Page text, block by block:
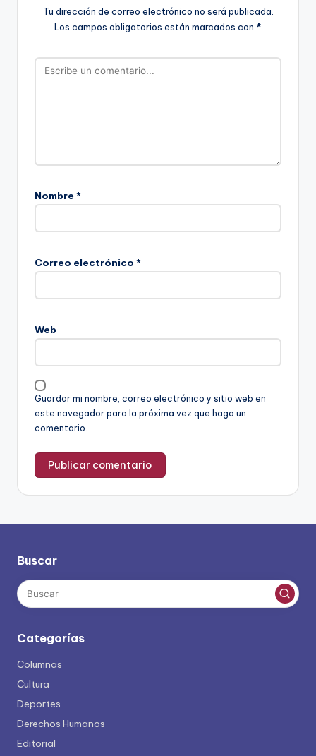
Tu dirección de correo electrónico no será publicada.
Los campos obligatorios están marcados con *
Nombre *
Correo electrónico *
Web
Guardar mi nombre, correo electrónico y sitio web en
este navegador para la próxima vez que haga un
comentario.
Buscar
Categorías
Columnas
Cultura
Deportes
Derechos Humanos
Editorial